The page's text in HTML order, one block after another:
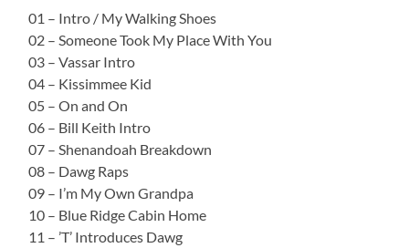
01 – Intro / My Walking Shoes
02 – Someone Took My Place With You
03 – Vassar Intro
04 – Kissimmee Kid
05 – On and On
06 – Bill Keith Intro
07 – Shenandoah Breakdown
08 – Dawg Raps
09 – I’m My Own Grandpa
10 – Blue Ridge Cabin Home
11 – ’T’ Introduces Dawg